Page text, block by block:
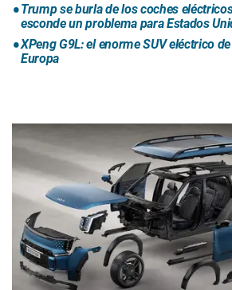
Trump se burla de los coches
esconde un problema para Estados
XPeng G9L: el enorme SUV eléctrico
Europa